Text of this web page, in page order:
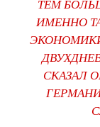
ТЕМ
ИМЕННО
СКАЗАЛ